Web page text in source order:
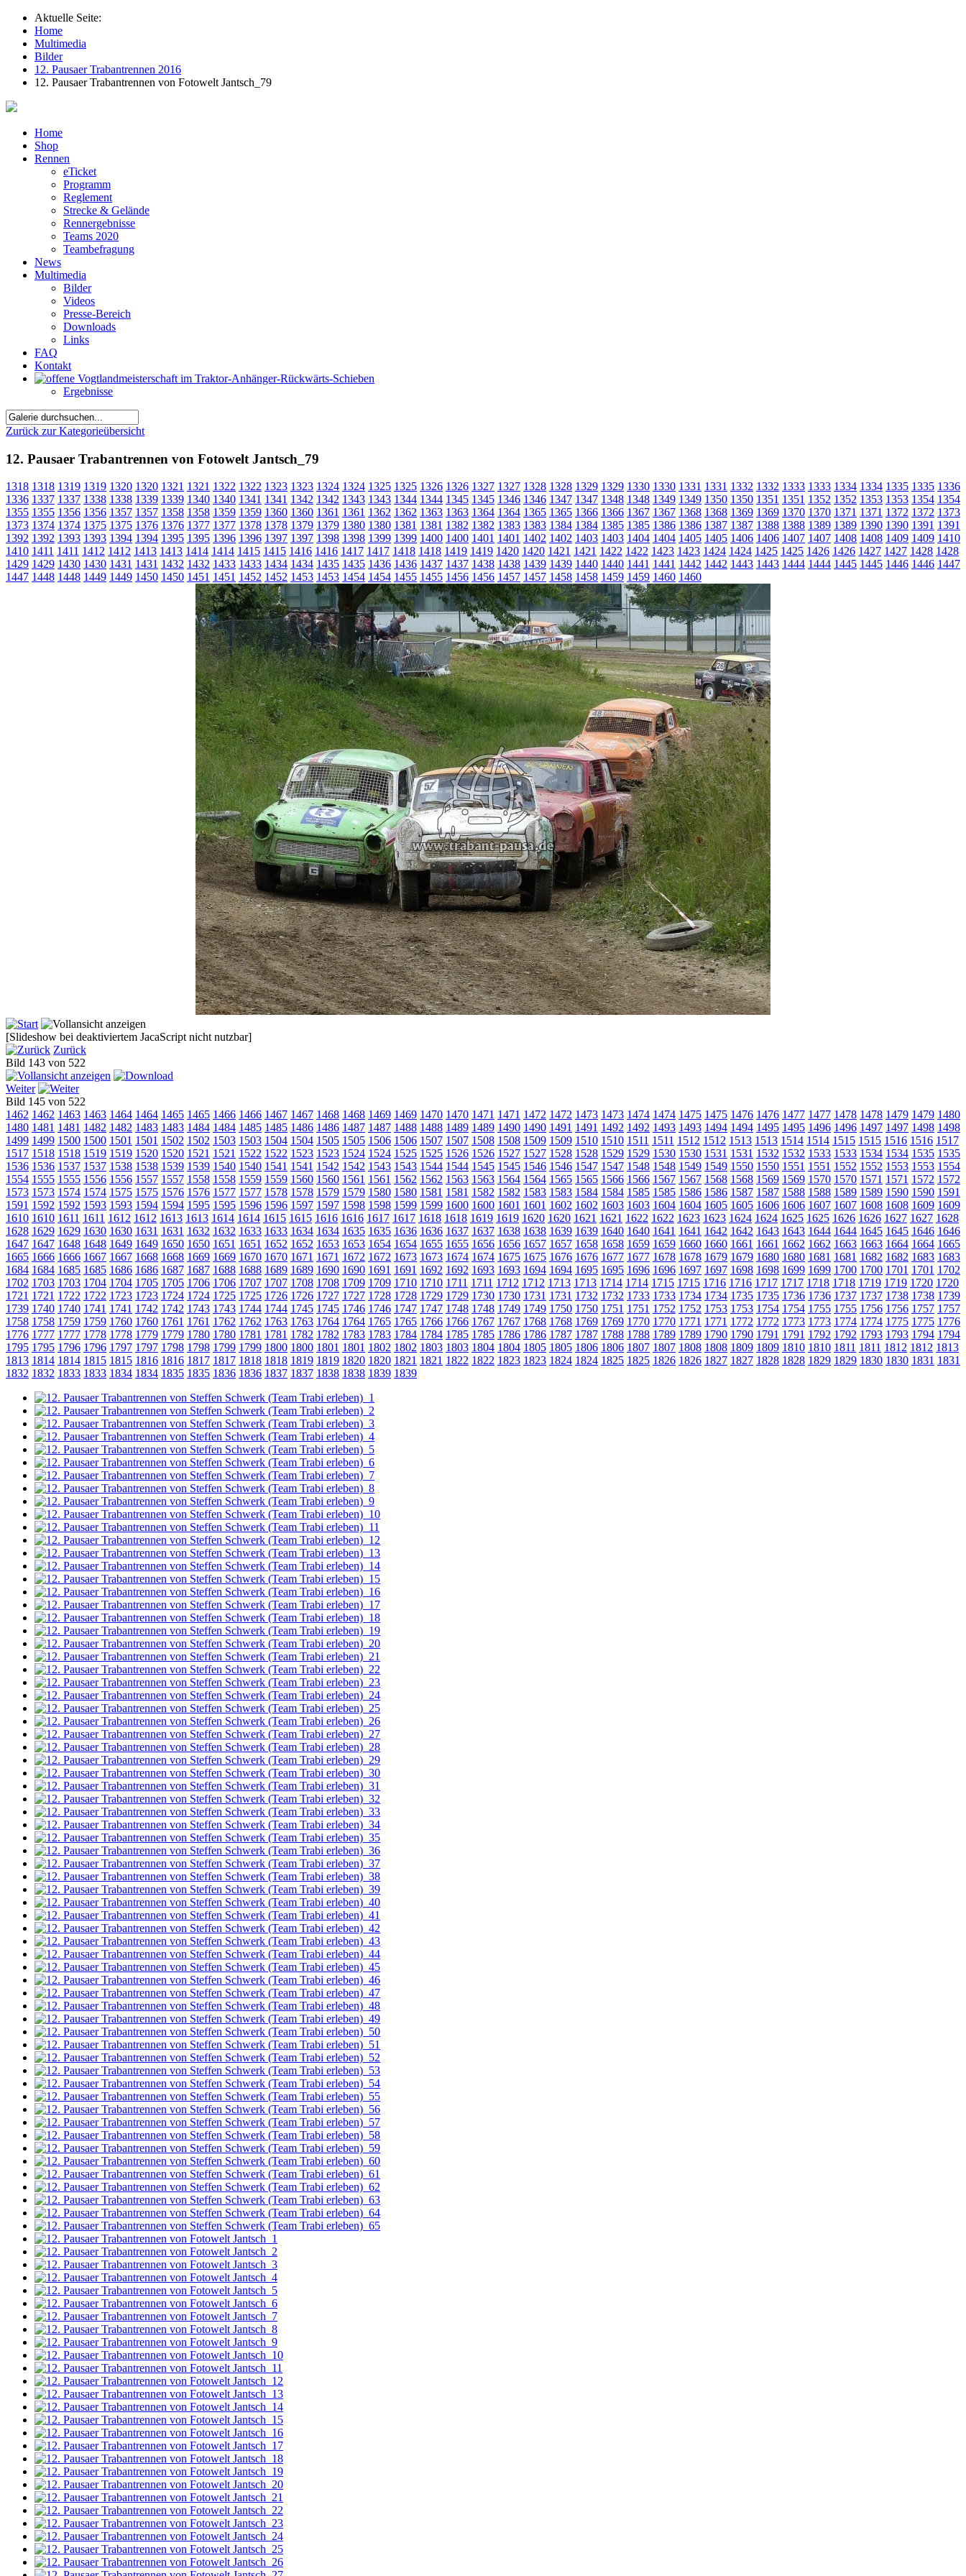
Aktuelle Seite:
Home
Multimedia
Bilder
12. Pausaer Trabantrennen 2016
12. Pausaer Trabantrennen von Fotowelt Jantsch_79
Home
Shop
Rennen
eTicket
Programm
Reglement
Strecke & Gelände
Rennergebnisse
Teams 2020
Teambefragung
News
Multimedia
Bilder
Videos
Presse-Bereich
Downloads
Links
FAQ
Kontakt
Ergebnisse
Zurück zur Kategorieübersicht
12. Pausaer Trabantrennen von Fotowelt Jantsch_79
1318 1318 1319 1319 1320 1320 1321 1321 1322 1322 1323 1323 1324 1324 1325 1325 1326 1326 1327 1327 1328 1328 1329 1329 1330 1330 1331 1331 1332 1332 1333 1333 1334 1334 1335 1335 1336
1336 1337 1337 1338 1338 1339 1339 1340 1340 1341 1341 1342 1342 1343 1343 1344 1344 1345 1345 1346 1346 1347 1347 1348 1348 1349 1349 1350 1350 1351 1351 1352 1352 1353 1353 1354 1354
1355 1355 1356 1356 1357 1357 1358 1358 1359 1359 1360 1360 1361 1361 1362 1362 1363 1363 1364 1364 1365 1365 1366 1366 1367 1367 1368 1368 1369 1369 1370 1370 1371 1371 1372 1372 1373
1373 1374 1374 1375 1375 1376 1376 1377 1377 1378 1378 1379 1379 1380 1380 1381 1381 1382 1382 1383 1383 1384 1384 1385 1385 1386 1386 1387 1387 1388 1388 1389 1389 1390 1390 1391 1391
1392 1392 1393 1393 1394 1394 1395 1395 1396 1396 1397 1397 1398 1398 1399 1399 1400 1400 1401 1401 1402 1402 1403 1403 1404 1404 1405 1405 1406 1406 1407 1407 1408 1408 1409 1409 1410
1410 1411 1411 1412 1412 1413 1413 1414 1414 1415 1415 1416 1416 1417 1417 1418 1418 1419 1419 1420 1420 1421 1421 1422 1422 1423 1423 1424 1424 1425 1425 1426 1426 1427 1427 1428 1428
1429 1429 1430 1430 1431 1431 1432 1432 1433 1433 1434 1434 1435 1435 1436 1436 1437 1437 1438 1438 1439 1439 1440 1440 1441 1441 1442 1442 1443 1443 1444 1444 1445 1445 1446 1446 1447
1447 1448 1448 1449 1449 1450 1450 1451 1451 1452 1452 1453 1453 1454 1454 1455 1455 1456 1456 1457 1457 1458 1458 1459 1459 1460 1460
[Slideshow bei deaktiviertem JacaScript nicht nutzbar]
Zurück
Bild 143 von 522
Weiter
Bild 145 von 522
1462 1462 1463 1463 1464 1464 1465 1465 1466 1466 1467 1467 1468 1468 1469 1469 1470 1470 1471 1471 1472 1472 1473 1473 1474 1474 1475 1475 1476 1476 1477 1477 1478 1478 1479 1479 1480
1480 1481 1481 1482 1482 1483 1483 1484 1484 1485 1485 1486 1486 1487 1487 1488 1488 1489 1489 1490 1490 1491 1491 1492 1492 1493 1493 1494 1494 1495 1495 1496 1496 1497 1497 1498 1498
1499 1499 1500 1500 1501 1501 1502 1502 1503 1503 1504 1504 1505 1505 1506 1506 1507 1507 1508 1508 1509 1509 1510 1510 1511 1511 1512 1512 1513 1513 1514 1514 1515 1515 1516 1516 1517
1517 1518 1518 1519 1519 1520 1520 1521 1521 1522 1522 1523 1523 1524 1524 1525 1525 1526 1526 1527 1527 1528 1528 1529 1529 1530 1530 1531 1531 1532 1532 1533 1533 1534 1534 1535 1535
1536 1536 1537 1537 1538 1538 1539 1539 1540 1540 1541 1541 1542 1542 1543 1543 1544 1544 1545 1545 1546 1546 1547 1547 1548 1548 1549 1549 1550 1550 1551 1551 1552 1552 1553 1553 1554
1554 1555 1555 1556 1556 1557 1557 1558 1558 1559 1559 1560 1560 1561 1561 1562 1562 1563 1563 1564 1564 1565 1565 1566 1566 1567 1567 1568 1568 1569 1569 1570 1570 1571 1571 1572 1572
1573 1573 1574 1574 1575 1575 1576 1576 1577 1577 1578 1578 1579 1579 1580 1580 1581 1581 1582 1582 1583 1583 1584 1584 1585 1585 1586 1586 1587 1587 1588 1588 1589 1589 1590 1590 1591
1591 1592 1592 1593 1593 1594 1594 1595 1595 1596 1596 1597 1597 1598 1598 1599 1599 1600 1600 1601 1601 1602 1602 1603 1603 1604 1604 1605 1605 1606 1606 1607 1607 1608 1608 1609 1609
1610 1610 1611 1611 1612 1612 1613 1613 1614 1614 1615 1615 1616 1616 1617 1617 1618 1618 1619 1619 1620 1620 1621 1621 1622 1622 1623 1623 1624 1624 1625 1625 1626 1626 1627 1627 1628
1628 1629 1629 1630 1630 1631 1631 1632 1632 1633 1633 1634 1634 1635 1635 1636 1636 1637 1637 1638 1638 1639 1639 1640 1640 1641 1641 1642 1642 1643 1643 1644 1644 1645 1645 1646 1646
1647 1647 1648 1648 1649 1649 1650 1650 1651 1651 1652 1652 1653 1653 1654 1654 1655 1655 1656 1656 1657 1657 1658 1658 1659 1659 1660 1660 1661 1661 1662 1662 1663 1663 1664 1664 1665
1665 1666 1666 1667 1667 1668 1668 1669 1669 1670 1670 1671 1671 1672 1672 1673 1673 1674 1674 1675 1675 1676 1676 1677 1677 1678 1678 1679 1679 1680 1680 1681 1681 1682 1682 1683 1683
1684 1684 1685 1685 1686 1686 1687 1687 1688 1688 1689 1689 1690 1690 1691 1691 1692 1692 1693 1693 1694 1694 1695 1695 1696 1696 1697 1697 1698 1698 1699 1699 1700 1700 1701 1701 1702
1702 1703 1703 1704 1704 1705 1705 1706 1706 1707 1707 1708 1708 1709 1709 1710 1710 1711 1711 1712 1712 1713 1713 1714 1714 1715 1715 1716 1716 1717 1717 1718 1718 1719 1719 1720 1720
1721 1721 1722 1722 1723 1723 1724 1724 1725 1725 1726 1726 1727 1727 1728 1728 1729 1729 1730 1730 1731 1731 1732 1732 1733 1733 1734 1734 1735 1735 1736 1736 1737 1737 1738 1738 1739
1739 1740 1740 1741 1741 1742 1742 1743 1743 1744 1744 1745 1745 1746 1746 1747 1747 1748 1748 1749 1749 1750 1750 1751 1751 1752 1752 1753 1753 1754 1754 1755 1755 1756 1756 1757 1757
1758 1758 1759 1759 1760 1760 1761 1761 1762 1762 1763 1763 1764 1764 1765 1765 1766 1766 1767 1767 1768 1768 1769 1769 1770 1770 1771 1771 1772 1772 1773 1773 1774 1774 1775 1775 1776
1776 1777 1777 1778 1778 1779 1779 1780 1780 1781 1781 1782 1782 1783 1783 1784 1784 1785 1785 1786 1786 1787 1787 1788 1788 1789 1789 1790 1790 1791 1791 1792 1792 1793 1793 1794 1794
1795 1795 1796 1796 1797 1797 1798 1798 1799 1799 1800 1800 1801 1801 1802 1802 1803 1803 1804 1804 1805 1805 1806 1806 1807 1807 1808 1808 1809 1809 1810 1810 1811 1811 1812 1812 1813
1813 1814 1814 1815 1815 1816 1816 1817 1817 1818 1818 1819 1819 1820 1820 1821 1821 1822 1822 1823 1823 1824 1824 1825 1825 1826 1826 1827 1827 1828 1828 1829 1829 1830 1830 1831 1831
1832 1832 1833 1833 1834 1834 1835 1835 1836 1836 1837 1837 1838 1838 1839 1839